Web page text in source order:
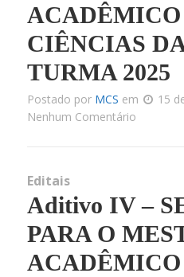
CIÊNCIAS
TURMA 2025
Postado por MCS em
15
Nenhum Comentário
Editais
Aditivo IV –
PARA O